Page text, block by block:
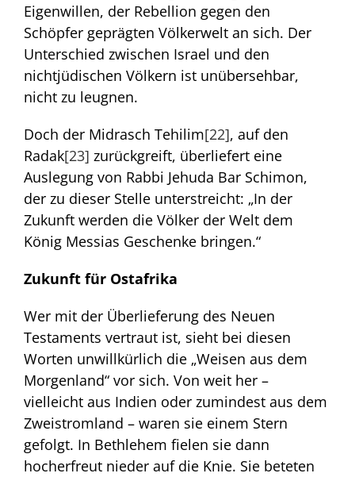
Eigenwillen, der Rebellion gegen den
Schöpfer geprägten Völkerwelt an sich. Der
Unterschied zwischen Israel und den
nichtjüdischen Völkern ist unübersehbar,
nicht zu leugnen.
Doch der Midrasch Tehilim[22], auf den
Radak[23] zurückgreift, überliefert eine
Auslegung von Rabbi Jehuda Bar Schimon,
der zu dieser Stelle unterstreicht: „In der
Zukunft werden die Völker der Welt dem
König Messias Geschenke bringen.“
Zukunft für Ostafrika
Wer mit der Überlieferung des Neuen
Testaments vertraut ist, sieht bei diesen
Worten unwillkürlich die „Weisen aus dem
Morgenland“ vor sich. Von weit her –
vielleicht aus Indien oder zumindest aus dem
Zweistromland – waren sie einem Stern
gefolgt. In Bethlehem fielen sie dann
hocherfreut nieder auf die Knie. Sie beteten